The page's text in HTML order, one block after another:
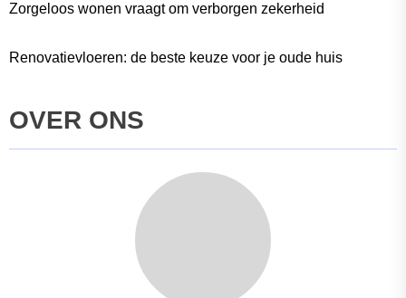
Zorgeloos wonen vraagt om verborgen zekerheid
Renovatievloeren: de beste keuze voor je oude huis
OVER ONS